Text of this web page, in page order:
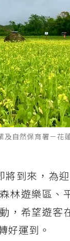
自然保育署－花
將到來，為
林遊樂區
，希望遊
好運到。